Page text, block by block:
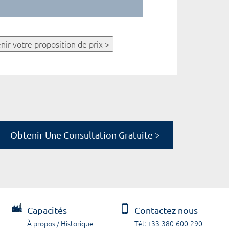
votre proposition de prix >
Obtenir Une Consultation Gratuite >
Capacités
À propos / Historique
Contactez nous
Tél: +33-380-600-290